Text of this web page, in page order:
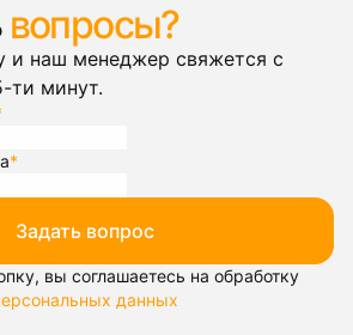
вопросы?
и наш менеджер свяжется с
ти минут.
*
Задать вопрос
вы соглашаетесь на обработку
данных